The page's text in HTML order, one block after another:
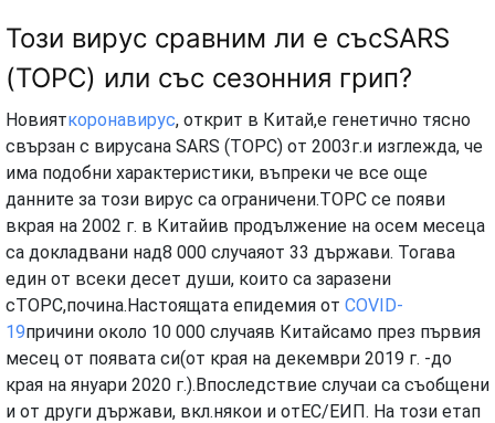
Този вирус сравним ли е съсSARS
(ТОРС) или със сезонния грип?
Новияткоронавирус, открит в Китай,е генетично тясно
свързан с вирусана SARS (ТОРС) от 2003г.и изглежда, че
има подобни характеристики, въпреки че все още
данните за този вирус са ограничени.ТОРС се появи
вкрая на 2002 г. в Китайив продължение на осем месеца
са докладвани над8 000 случаяот 33 държави. Тогава
един от всеки десет души, които са заразени
сТОРС,почина.Настоящата епидемия от COVID-
19причини около 10 000 случаяв Китайсамо през първия
месец от появата си(от края на декември 2019 г. -до
края на януари 2020 г.).Впоследствие случаи са съобщени
и от други държави, вкл.някои и отЕС/ЕИП. На този етап